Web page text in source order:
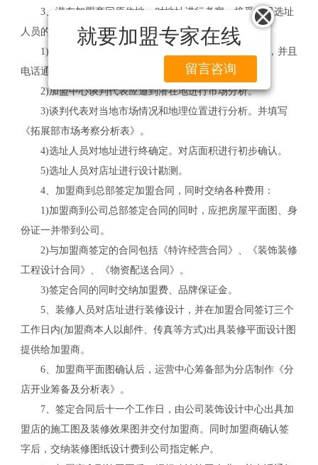
就要加盟专家在线
留言咨询
3、潜在加盟商回原住地，对地址进行考察，接受公司选址
人员的涮选。
1)潜在加盟商回原住地后，首先应选择几处潜在店面，并且
电话通知加盟中心来员考察。
2)加盟中心谈判代表应邀到潜在地进行市场分析。
3)谈判代表对当地市场情况和地理位置进行分析。并填写
《拓展部市场考察分析表》。
4)选址人员对地址进行终确定。对店面积进行初步确认。
5)选址人员对店址进行设计勘测。
4、加盟商到总部签定加盟合同，同时交纳各种费用：
1)加盟商到公司总部签定合同的同时，应把房屋平面图、身
份证一并带到公司。
2)与加盟商签定的合同包括《特许经营合同》、《装饰装修
工程设计合同》、《物资配送合同》。
3)签定合同的同时交纳加盟费、品牌保证金。
5、装修人员对店址进行装修设计，并在加盟合同签订三个
工作日内(加盟商本人以邮件、传真等方式)出具装修平面设计图
提供给加盟商。
6、加盟商平面图确认后，运营中心筹备部为分店制作《分
店开业筹备及分析表》。
7、签定合同后十一个工作日，由公司装饰设计中心出具加
盟店的施工图及装修效果图并交付加盟商。同时加盟商确认签
字后，交纳装修图纸设计费到公司指定帐户。